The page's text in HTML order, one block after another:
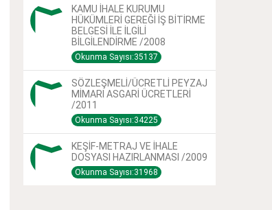
KAMU İHALE KURUMU
HÜKÜMLERİ GEREĞİ İŞ BİTİRME
BELGESİ İLE İLGİLİ
BİLGİLENDİRME /2008
Okunma Sayısı:35137
SÖZLEŞMELİ/ÜCRETLİ PEYZAJ
MİMARI ASGARİ ÜCRETLERİ
/2011
Okunma Sayısı:34225
KEŞİF-METRAJ VE İHALE
DOSYASI HAZIRLANMASI /2009
Okunma Sayısı:31968